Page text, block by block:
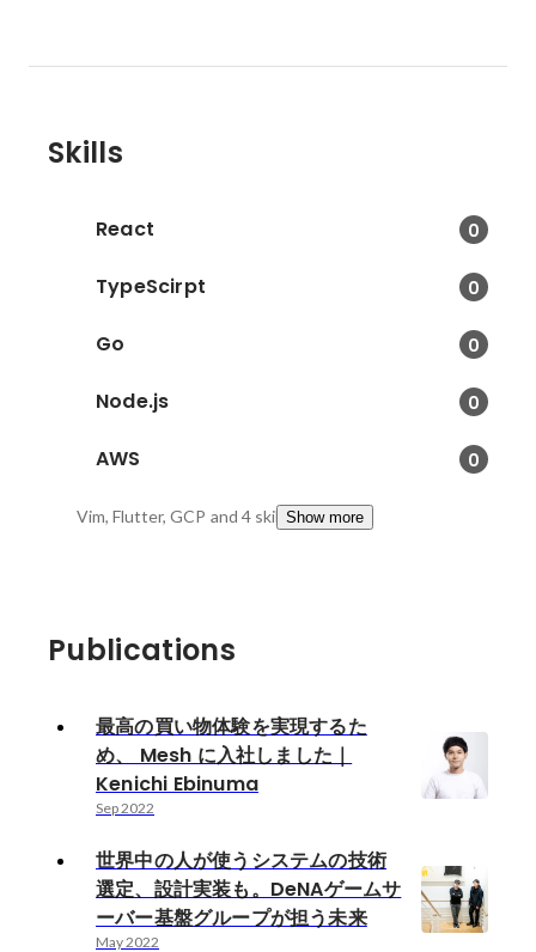
Skills
React 0
TypeScirpt 0
Go 0
Node.js 0
AWS 0
Vim, Flutter, GCP and 4 skillsShow more
Publications
最高の買い物体験を実現するた
め、 Mesh に入社しました｜
Kenichi Ebinuma
Sep 2022
世界中の人が使うシステムの技術
選定、設計実装も。DeNAゲームサ
ーバー基盤グループが担う未来
May 2022